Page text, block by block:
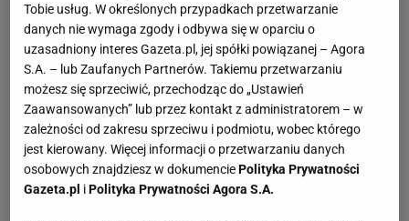
Tobie usług. W określonych przypadkach przetwarzanie
danych nie wymaga zgody i odbywa się w oparciu o
uzasadniony interes Gazeta.pl, jej spółki powiązanej – Agora
S.A. – lub Zaufanych Partnerów. Takiemu przetwarzaniu
możesz się sprzeciwić, przechodząc do „Ustawień
Zaawansowanych” lub przez kontakt z administratorem – w
zależności od zakresu sprzeciwu i podmiotu, wobec którego
jest kierowany. Więcej informacji o przetwarzaniu danych
osobowych znajdziesz w dokumenciePolityka Prywatności
Gazeta.pl iPolityka Prywatności Agora S.A.